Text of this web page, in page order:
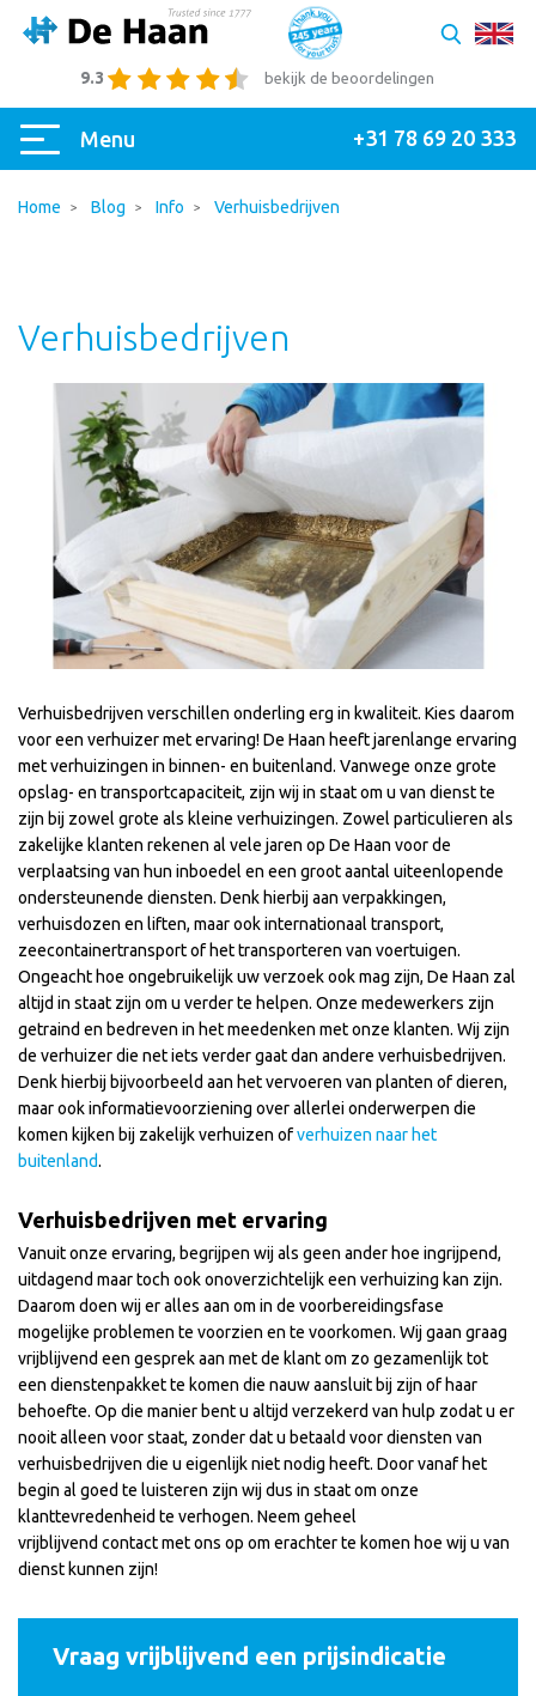
bekijk de beoordelingen
9.3
Menu +31 78 69 20 333
Home Blog Info Verhuisbedrijven
Verhuisbedrijven
Verhuisbedrijven verschillen onderling erg in kwaliteit. Kies daarom
voor een verhuizer met ervaring! De Haan heeft jarenlange ervaring
met verhuizingen in binnen- en buitenland. Vanwege onze grote
opslag- en transportcapaciteit, zijn wij in staat om u van dienst te
zijn bij zowel grote als kleine verhuizingen. Zowel particulieren als
zakelijke klanten rekenen al vele jaren op De Haan voor de
verplaatsing van hun inboedel en een groot aantal uiteenlopende
ondersteunende diensten. Denk hierbij aan verpakkingen,
verhuisdozen en liften, maar ook internationaal transport,
zeecontainertransport of het transporteren van voertuigen.
Ongeacht hoe ongebruikelijk uw verzoek ook mag zijn, De Haan zal
altijd in staat zijn om u verder te helpen. Onze medewerkers zijn
getraind en bedreven in het meedenken met onze klanten. Wij zijn
de verhuizer die net iets verder gaat dan andere verhuisbedrijven.
Denk hierbij bijvoorbeeld aan het vervoeren van planten of dieren,
maar ook informatievoorziening over allerlei onderwerpen die
komen kijken bij zakelijk verhuizen ofverhuizen naar het
buitenland.
Verhuisbedrijven met ervaring
Vanuit onze ervaring, begrijpen wij als geen ander hoe ingrijpend,
uitdagend maar toch ook onoverzichtelijk een verhuizing kan zijn.
Daarom doen wij er alles aan om in de voorbereidingsfase
mogelijke problemen te voorzien en te voorkomen. Wij gaan graag
vrijblijvend een gesprek aan met de klant om zo gezamenlijk tot
een dienstenpakket te komen die nauw aansluit bij zijn of haar
behoefte. Op die manier bent u altijd verzekerd van hulp zodat u er
nooit alleen voor staat, zonder dat u betaald voor diensten van
verhuisbedrijven die u eigenlijk niet nodig heeft. Door vanaf het
begin al goed te luisteren zijn wij dus in staat om onze
klanttevredenheid te verhogen. Neem geheel
vrijblijvend contact met ons op om erachter te komen hoe wij u van
dienst kunnen zijn!
Vraag vrijblijvend een prijsindicatie